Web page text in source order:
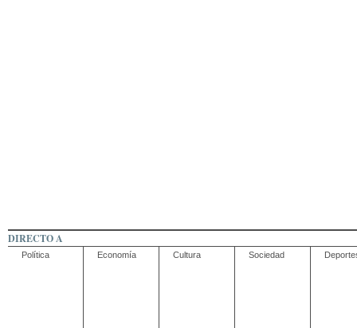
DIRECTO A
Política Economía Cultura Sociedad